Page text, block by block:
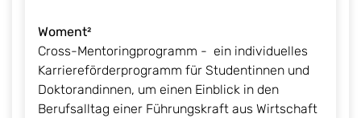
Woment²
Cross-Mentoringprogramm - ein individuelles
Karriereförderprogramm für Studentinnen und
Doktorandinnen, um einen Einblick in den
Berufsalltag einer Führungskraft aus Wirtschaft